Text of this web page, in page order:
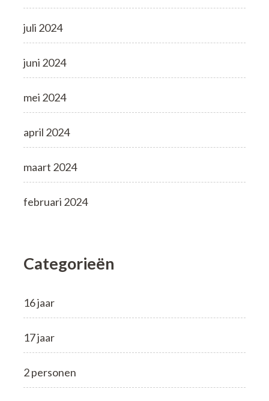
juli 2024
juni 2024
mei 2024
april 2024
maart 2024
februari 2024
Categorieën
16 jaar
17 jaar
2 personen